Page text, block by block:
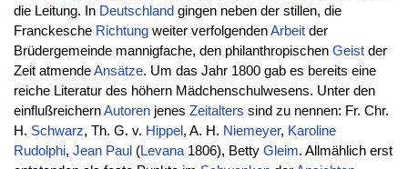
die Leitung. In Deutschland gingen neben der stillen, die
Franckesche Richtungweiter verfolgendenArbeitder
Brüdergemeinde mannigfache, den philanthropischen Geistder
Zeit atmendeAnsätze. Um das Jahr 1800 gab es bereits eine
reiche Literatur des höhern Mädchenschulwesens. Unter den
einflußreichernAutorenjenes Zeitalters sind zu nennen: Fr. Chr.
H. Schwarz, Th. G. v. Hippel , A. H. Niemeyer, Karoline
Rudolphi, Jean Paul (Levana1806), Betty Gleim. Allmählich erst